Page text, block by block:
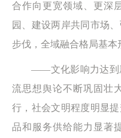
合作向更宽领域、更深
园、建设两岸共同市场
步伐，全域融合格局基本
——文化影响力达到
流思想舆论不断巩固壮
行，社会文明程度明显
品和服务供给能力显著